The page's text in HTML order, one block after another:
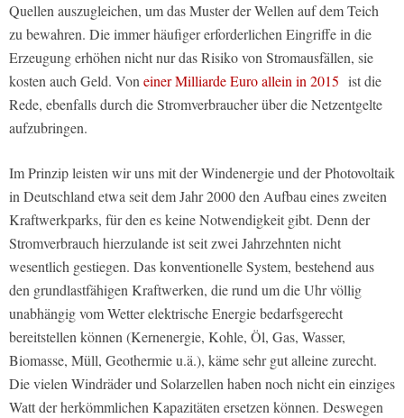
Quellen auszugleichen, um das Muster der Wellen auf dem Teich
zu bewahren. Die immer häufiger erforderlichen Eingriffe in die
Erzeugung erhöhen nicht nur das Risiko von Stromausfällen, sie
kosten auch Geld. Von einer Milliarde Euro allein in 2015 ist die
Rede, ebenfalls durch die Stromverbraucher über die Netzentgelte
aufzubringen.
Im Prinzip leisten wir uns mit der Windenergie und der Photovoltaik
in Deutschland etwa seit dem Jahr 2000 den Aufbau eines zweiten
Kraftwerkparks, für den es keine Notwendigkeit gibt. Denn der
Stromverbrauch hierzulande ist seit zwei Jahrzehnten nicht
wesentlich gestiegen. Das konventionelle System, bestehend aus
den grundlastfähigen Kraftwerken, die rund um die Uhr völlig
unabhängig vom Wetter elektrische Energie bedarfsgerecht
bereitstellen können (Kernenergie, Kohle, Öl, Gas, Wasser,
Biomasse, Müll, Geothermie u.ä.), käme sehr gut alleine zurecht.
Die vielen Windräder und Solarzellen haben noch nicht ein einziges
Watt der herkömmlichen Kapazitäten ersetzen können. Deswegen